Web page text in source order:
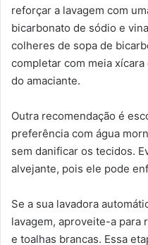
reforçar a lavagem com
bicarbonato de sódio e
colheres de sopa de
completar com meia
do amaciante.
Outra recomendação é
preferência com água
sem danificar os tecidos.
alvejante, pois ele pode
Se a sua lavadora
lavagem, aproveite-a para
e toalhas brancas. Essa